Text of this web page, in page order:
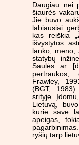
Daugiau nei
šiaurės
Jie buvo
labiausiai
kas reiškia
išvystytos
lanko, meno,
statybų
Saulės ar
pertraukos,
Frawley,
(BGT,
srityje.
Lietuvą,
kurie save
apeigas,
ryšių tarp